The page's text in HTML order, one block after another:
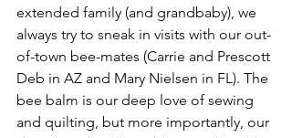
extended family (and grandbaby), we
always try to sneak in visits with our out-
of-town bee-mates (Carrie and Prescott
Deb in AZ and Mary Nielsen in FL). The
bee balm is our deep love of sewing
and quilting, but more importantly, our